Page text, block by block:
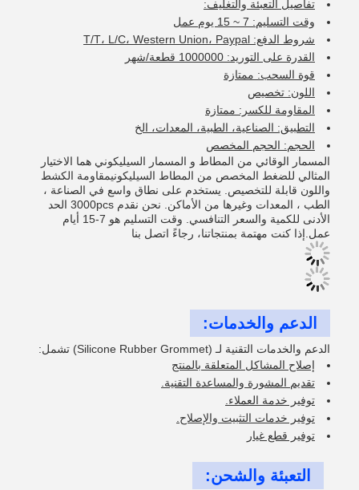
تفاصيل التعبئة والتغليف:
وقت التسليم: 7 ~ 15 يوم عمل
شروط الدفع: T/T، L/C، Western Union، Paypal
القدرة على التوريد: 1000000 قطعة/شهر
قوة السحب: ممتازة
اللون: تخصيص
المقاومة للكسر: ممتازة
التطبيق: الصناعية، الطبية، المعدات، الخ
الحجم: الحجم المخصص
المسمار الوقائي من المطاط و المسمار السيليكوني هما الاختيار
المثالي للضغط المخصص من المطاط السيليكونيمقاومة الكشط
واللون قابلة للتخصيص. يستخدم على نطاق واسع في الصناعة ،
الطب ، المعدات وغيرها من الأماكن. نحن نقدم 3000pcs الحد
الأدنى للكمية والسعر التنافسي. وقت التسليم هو 7-15 أيام
عمل.إذا كنت مهتمة بمنتجاتنا، رجاءً اتصل بنا
الدعم والخدمات:
الدعم والخدمات التقنية لـ (Silicone Rubber Grommet) تشمل:
إصلاح المشاكل المتعلقة بالمنتج
تقديم المشورة والمساعدة التقنية.
توفير خدمة العملاء.
توفير خدمات التثبيت والإصلاح.
توفير قطع غيار
التعبئة والشحن: